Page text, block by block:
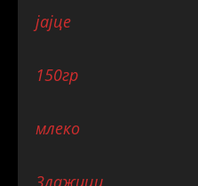
јајце
150гр
млеко
3лажици